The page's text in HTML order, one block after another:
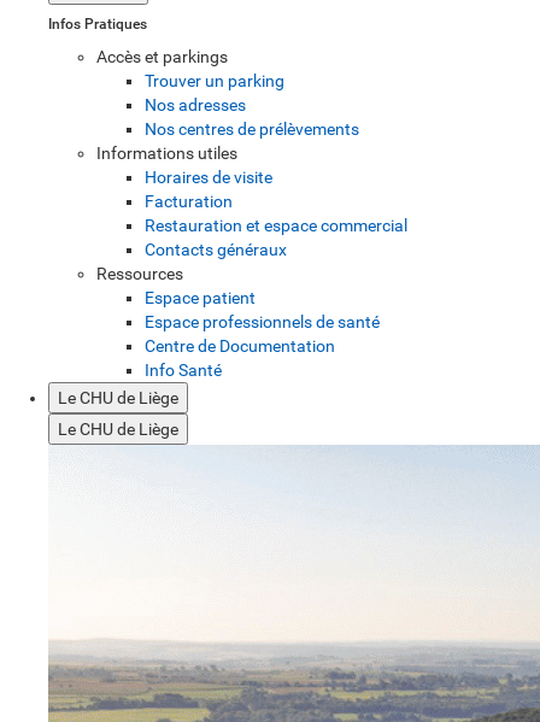
Infos Pratiques
Accès et parkings
Trouver un parking
Nos adresses
Nos centres de prélèvements
Informations utiles
Horaires de visite
Facturation
Restauration et espace commercial
Contacts généraux
Ressources
Espace patient
Espace professionnels de santé
Centre de Documentation
Info Santé
Le CHU de Liège
Le CHU de Liège